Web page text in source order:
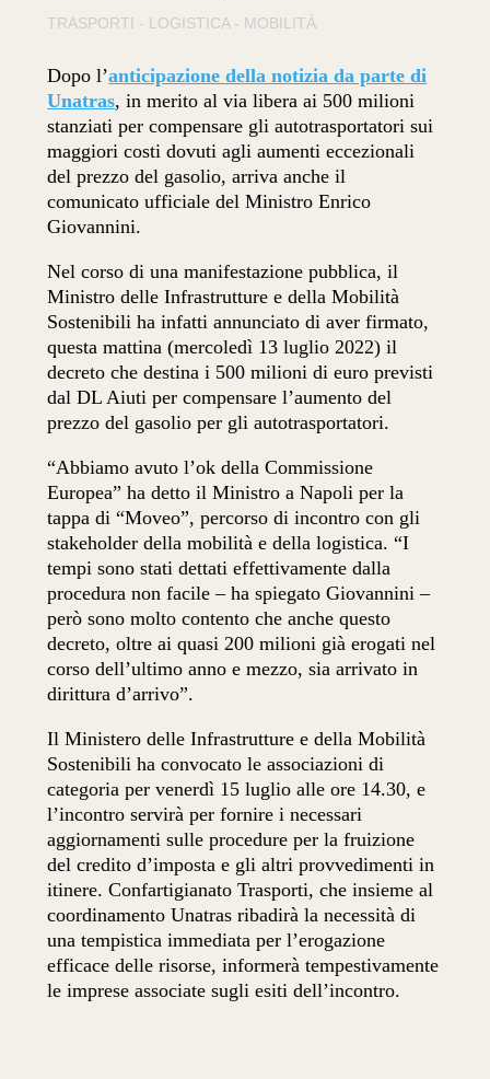
TRASPORTI - LOGISTICA - MOBILITÀ
Dopo l’anticipazione della notizia da parte di
Unatras, in merito al via libera ai 500 milioni
stanziati per compensare gli autotrasportatori sui
maggiori costi dovuti agli aumenti eccezionali
del prezzo del gasolio, arriva anche il
comunicato ufficiale del Ministro Enrico
Giovannini.
Nel corso di una manifestazione pubblica, il
Ministro delle Infrastrutture e della Mobilità
Sostenibili ha infatti annunciato di aver firmato,
questa mattina (mercoledì 13 luglio 2022) il
decreto che destina i 500 milioni di euro previsti
dal DL Aiuti per compensare l’aumento del
prezzo del gasolio per gli autotrasportatori.
“Abbiamo avuto l’ok della Commissione
Europea” ha detto il Ministro a Napoli per la
tappa di “Moveo”, percorso di incontro con gli
stakeholder della mobilità e della logistica. “I
tempi sono stati dettati effettivamente dalla
procedura non facile – ha spiegato Giovannini –
però sono molto contento che anche questo
decreto, oltre ai quasi 200 milioni già erogati nel
corso dell’ultimo anno e mezzo, sia arrivato in
dirittura d’arrivo”.
Il Ministero delle Infrastrutture e della Mobilità
Sostenibili ha convocato le associazioni di
categoria per venerdì 15 luglio alle ore 14.30, e
l’incontro servirà per fornire i necessari
aggiornamenti sulle procedure per la fruizione
del credito d’imposta e gli altri provvedimenti in
itinere. Confartigianato Trasporti, che insieme al
coordinamento Unatras ribadirà la necessità di
una tempistica immediata per l’erogazione
efficace delle risorse, informerà tempestivamente
le imprese associate sugli esiti dell’incontro.